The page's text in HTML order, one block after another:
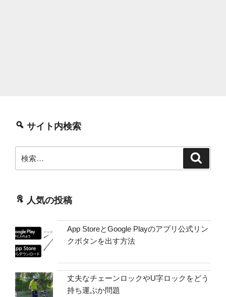
サイト内検索
索:
人気の投稿
App StoreとGoogle Playのアプリ公式リン
クボタンを出す方法
丈夫なチェーンロックやU字ロックをどう
持ち運ぶか問題